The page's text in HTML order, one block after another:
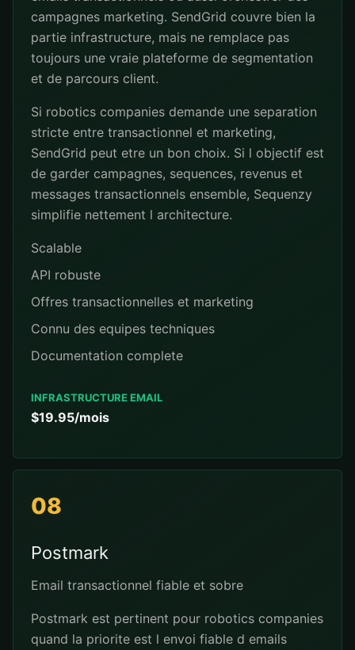
campagnes marketing. SendGrid couvre bien la
partie infrastructure, mais ne remplace pas
toujours une vraie plateforme de segmentation
et de parcours client.
Si robotics companies demande une separation
stricte entre transactionnel et marketing,
SendGrid peut etre un bon choix. Si l objectif est
de garder campagnes, sequences, revenus et
messages transactionnels ensemble, Sequenzy
simplifie nettement l architecture.
Scalable
API robuste
Offres transactionnelles et marketing
Connu des equipes techniques
Documentation complete
INFRASTRUCTURE EMAIL
$19.95/mois
08
Postmark
Email transactionnel fiable et sobre
Postmark est pertinent pour robotics companies
quand la priorite est l envoi fiable d emails